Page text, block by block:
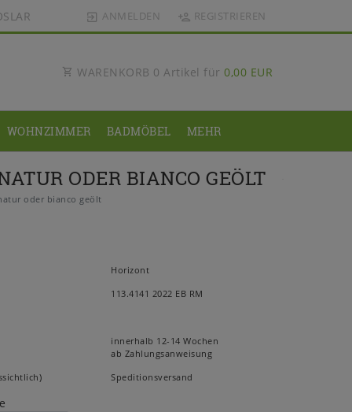
ANMELDEN REGISTRIEREN
WARENKORB 0 Artikel für 0,00 EUR
WOHNZIMMER BADMÖBEL MEHR
ODER BIANCO GEÖLT
oder bianco geölt
Horizont
113.4141 2022 EB RM
innerhalb 12-14 Wochen
ab Zahlungsanweisung
Speditionsversand